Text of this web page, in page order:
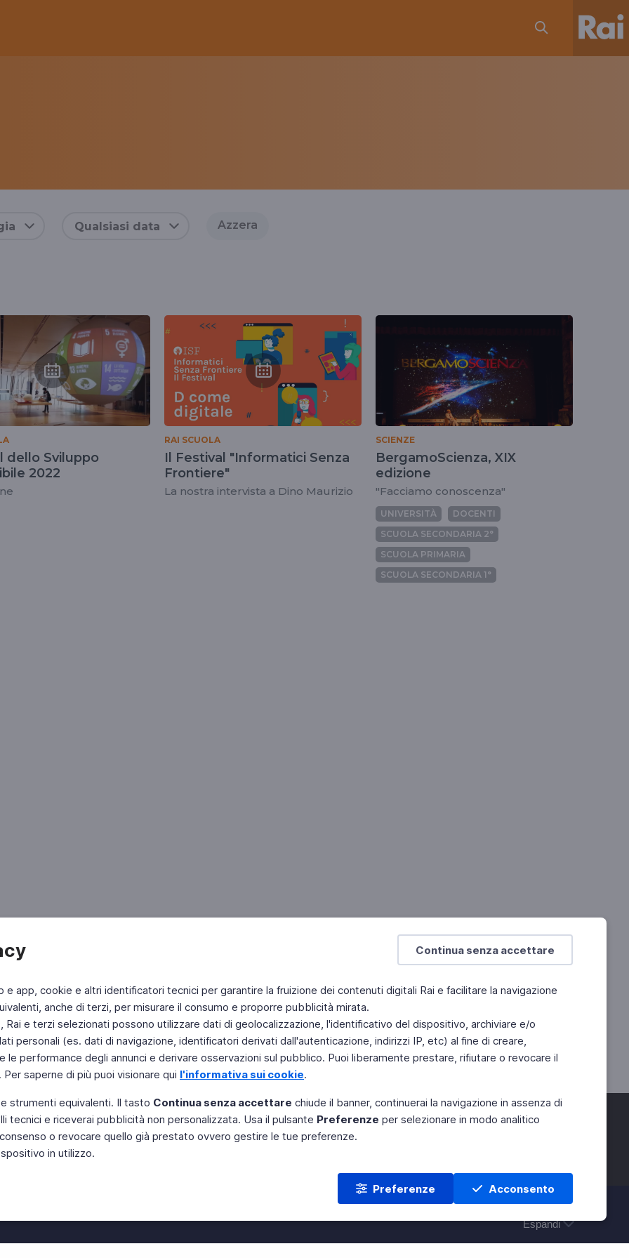
Continua senza accettare
app, cookie e altri identificatori tecnici per garantire la fruizione dei contenuti digitali Rai e facilitare la navigazione
anche di terzi, per misurare il consumo e proporre pubblicità mirata.
e terzi selezionati possono utilizzare dati di geolocalizzazione, l'identificativo del dispositivo, archiviare e/o
personali (es. dati di navigazione, identificatori derivati dall'autenticazione, indirizzi IP, etc) al fine di creare,
le performance degli annunci e derivare osservazioni sul pubblico. Puoi liberamente prestare, rifiutare o revocare il
saperne di più puoi visionare qui l'informativa sui cookie.
strumenti equivalenti. Il tasto Continua senza accettare chiude il banner, continuerai la navigazione in assenza di
e riceverai pubblicità non personalizzata. Usa il pulsante Preferenze per selezionare in modo analitico
o revocare quello già prestato ovvero gestire le tue preferenze.
in utilizzo.
Preferenze Acconsento
Qualsiasi data Azzera
dello Sviluppo
2022
RAI SCUOLA
Il Festival "Informatici Senza
Frontiere"
La nostra intervista a Dino Maurizio
SCIENZE
BergamoScienza, XIX
edizione
"Facciamo conoscenza"
UNIVERSITÀ
DOCENTI
SCUOLA SECONDARIA 2°
SCUOLA PRIMARIA
SCUOLA SECONDARIA 1°
Instagram